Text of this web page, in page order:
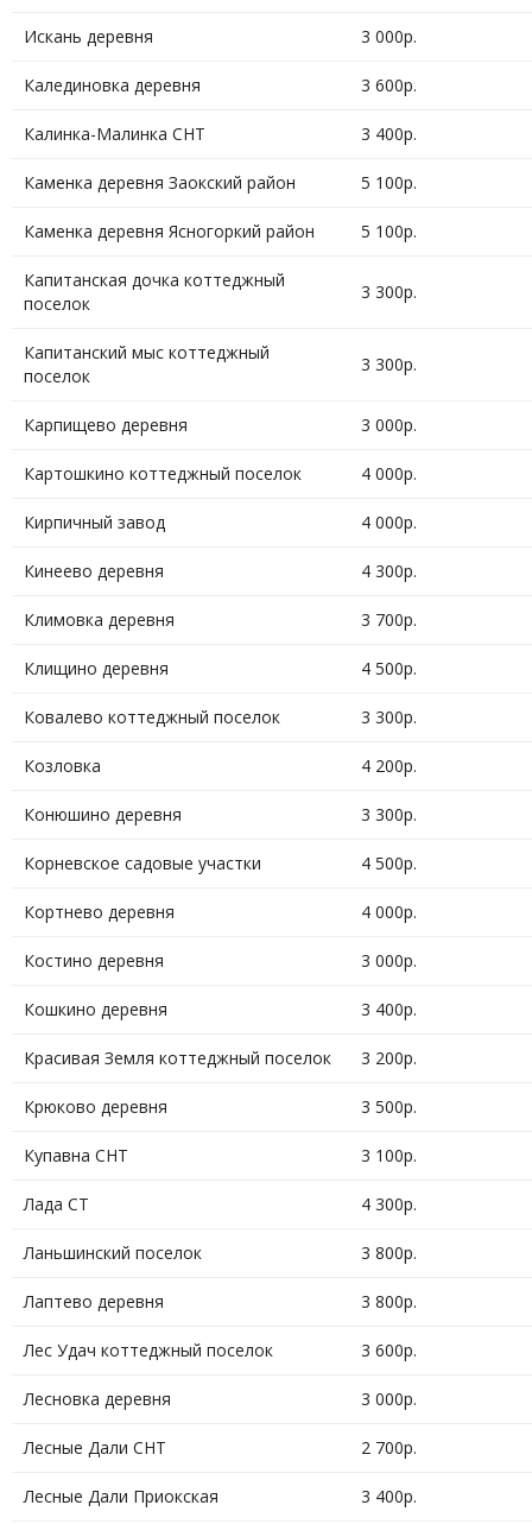
Искань деревня 3 000р.
Калединовка деревня 3 600р.
Калинка-Малинка СНТ 3 400р.
Каменка деревня Заокский район 5 100р.
Каменка деревня Ясногоркий район 5 100р.
Капитанская дочка коттеджный
поселок
3 300р.
Капитанский мыс коттеджный
поселок
3 300р.
Карпищево деревня 3 000р.
Картошкино коттеджный поселок 4 000р.
Кирпичный завод 4 000р.
Кинеево деревня 4 300р.
Климовка деревня 3 700р.
Клищино деревня 4 500р.
Ковалево коттеджный поселок 3 300р.
Козловка 4 200р.
Конюшино деревня 3 300р.
Корневское садовые участки 4 500р.
Кортнево деревня 4 000р.
Костино деревня 3 000р.
Кошкино деревня 3 400р.
Красивая Земля коттеджный поселок 3 200р.
Крюково деревня 3 500р.
Купавна СНТ 3 100р.
Лада СТ 4 300р.
Ланьшинский поселок 3 800р.
Лаптево деревня 3 800р.
Лес Удач коттеджный поселок 3 600р.
Лесновка деревня 3 000р.
Лесные Дали СНТ 2 700р.
Лесные Дали Приокская 3 400р.